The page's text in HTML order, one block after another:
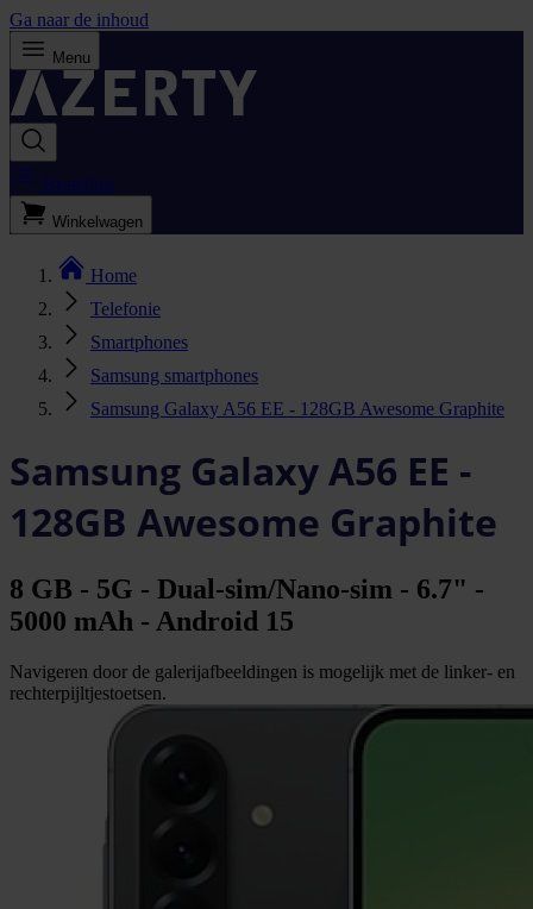
Ga naar de inhoud
Menu
Bestellijst
Winkelwagen
Home
Telefonie
Smartphones
Samsung smartphones
Samsung Galaxy A56 EE - 128GB Awesome Graphite
Samsung Galaxy A56 EE -
128GB Awesome Graphite
8 GB - 5G - Dual-sim/Nano-sim - 6.7" -
5000 mAh - Android 15
Navigeren door de galerijafbeeldingen is mogelijk met de linker- en
rechterpijltjestoetsen.